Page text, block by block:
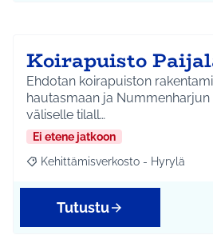
Koirapuisto
Ehdotan koirapuiston
hautasmaan ja
väliselle tilall…
Ei etene jatkoon
Rajaa tulokset aihepiirin mukaan:
Kehittämisverkosto - Hyrylä
Tutustu